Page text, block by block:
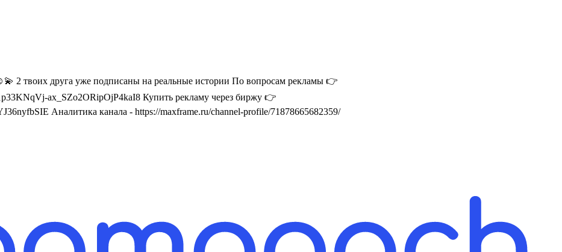
2 твоих друга уже подписаны на реальные истории По вопросам рекламы 👉
ax_SZo2ORipOjP4kaI8 Купить рекламу через биржу 👉
Аналитика канала - https://maxframe.ru/channel-profile/71878665682359/